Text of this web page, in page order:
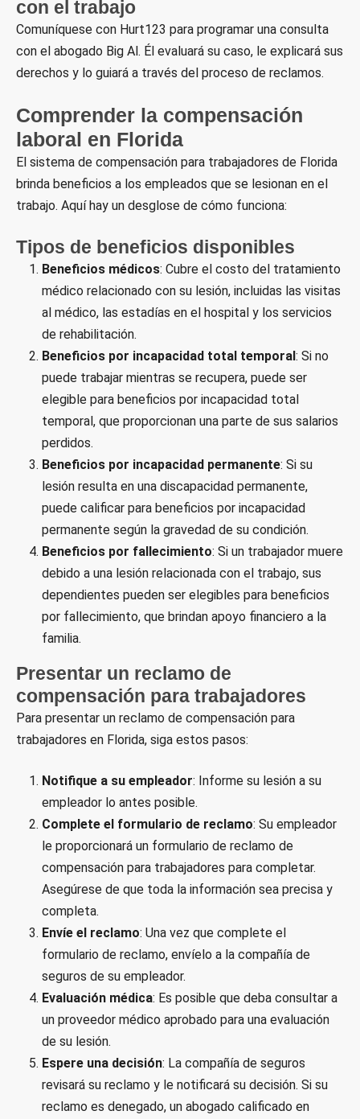
con el trabajo
Comuníquese con Hurt123 para programar una consulta
con el abogado Big Al. Él evaluará su caso, le explicará sus
derechos y lo guiará a través del proceso de reclamos.
Comprender la compensación
laboral en Florida
El sistema de compensación para trabajadores de Florida
brinda beneficios a los empleados que se lesionan en el
trabajo. Aquí hay un desglose de cómo funciona:
Tipos de beneficios disponibles
Beneficios médicos: Cubre el costo del tratamiento
médico relacionado con su lesión, incluidas las visitas
al médico, las estadías en el hospital y los servicios
de rehabilitación.
Beneficios por incapacidad total temporal: Si no
puede trabajar mientras se recupera, puede ser
elegible para beneficios por incapacidad total
temporal, que proporcionan una parte de sus salarios
perdidos.
Beneficios por incapacidad permanente: Si su
lesión resulta en una discapacidad permanente,
puede calificar para beneficios por incapacidad
permanente según la gravedad de su condición.
Beneficios por fallecimiento: Si un trabajador muere
debido a una lesión relacionada con el trabajo, sus
dependientes pueden ser elegibles para beneficios
por fallecimiento, que brindan apoyo financiero a la
familia.
Presentar un reclamo de
compensación para trabajadores
Para presentar un reclamo de compensación para
trabajadores en Florida, siga estos pasos:
Notifique a su empleador: Informe su lesión a su
empleador lo antes posible.
Complete el formulario de reclamo: Su empleador
le proporcionará un formulario de reclamo de
compensación para trabajadores para completar.
Asegúrese de que toda la información sea precisa y
completa.
Envíe el reclamo: Una vez que complete el
formulario de reclamo, envíelo a la compañía de
seguros de su empleador.
Evaluación médica: Es posible que deba consultar a
un proveedor médico aprobado para una evaluación
de su lesión.
Espere una decisión: La compañía de seguros
revisará su reclamo y le notificará su decisión. Si su
reclamo es denegado, un abogado calificado en